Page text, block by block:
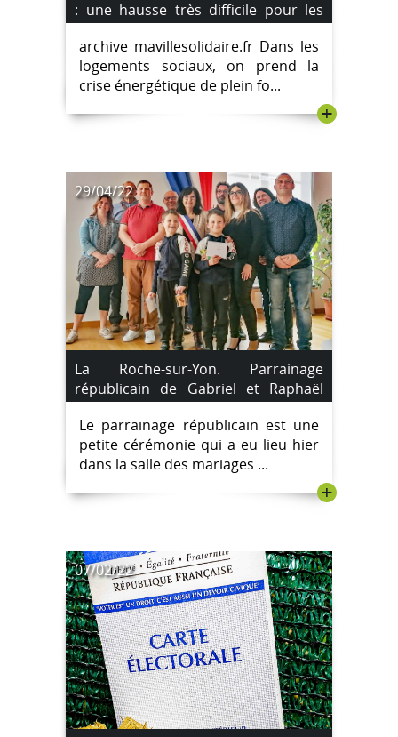
: une hausse très difficile pour les
locataires.
archive mavillesolidaire.fr Dans les
logements sociaux, on prend la
crise énergétique de plein fo...
+
29/04/22
La Roche-sur-Yon. Parrainage
républicain de Gabriel et Raphaël
Saroyan.
Le parrainage républicain est une
petite cérémonie qui a eu lieu hier
dans la salle des mariages ...
+
07/02/22